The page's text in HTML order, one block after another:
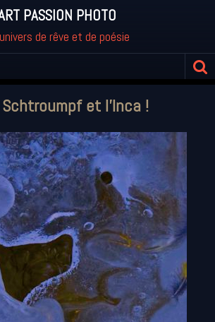
PASSION PHOTO
de rêve et de poésie
et l'Inca !